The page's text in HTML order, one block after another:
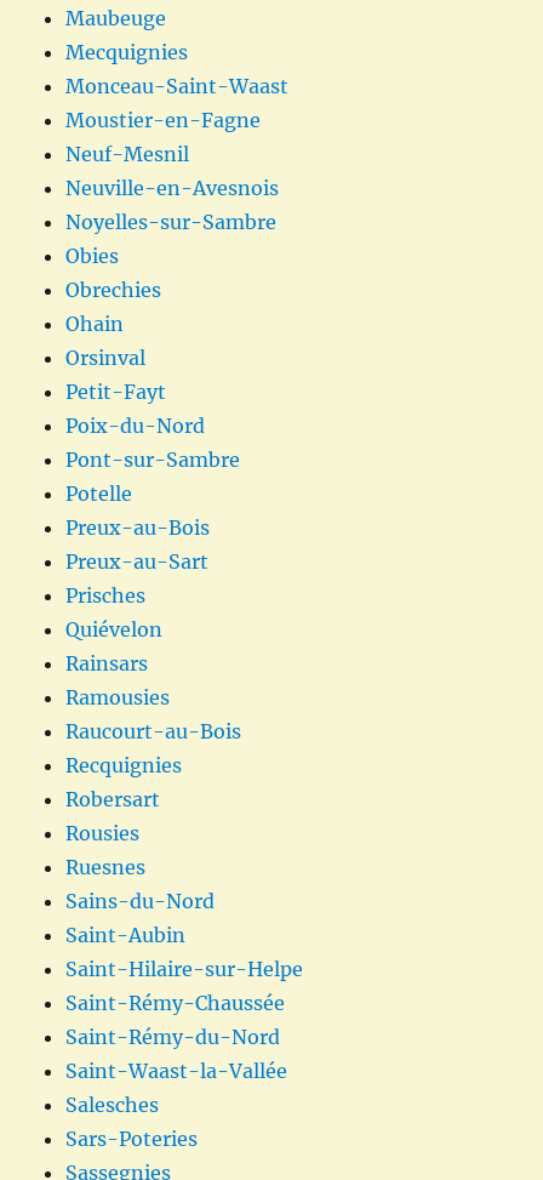
Maubeuge
Mecquignies
Monceau-Saint-Waast
Moustier-en-Fagne
Neuf-Mesnil
Neuville-en-Avesnois
Noyelles-sur-Sambre
Obies
Obrechies
Ohain
Orsinval
Petit-Fayt
Poix-du-Nord
Pont-sur-Sambre
Potelle
Preux-au-Bois
Preux-au-Sart
Prisches
Quiévelon
Rainsars
Ramousies
Raucourt-au-Bois
Recquignies
Robersart
Rousies
Ruesnes
Sains-du-Nord
Saint-Aubin
Saint-Hilaire-sur-Helpe
Saint-Rémy-Chaussée
Saint-Rémy-du-Nord
Saint-Waast-la-Vallée
Salesches
Sars-Poteries
Sassegnies